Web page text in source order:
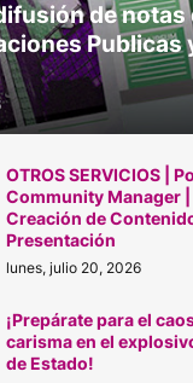
de notas
Publicas
OTROS SERVICIOS |
Community Manager |
Creación de Contenido
Presentación
lunes, julio 20, 2026
¡Prepárate para el
carisma en el
de Estado!